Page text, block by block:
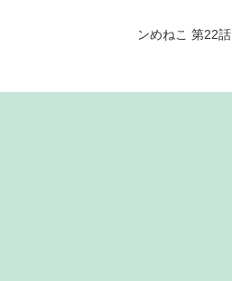
ンめねこ 第22話